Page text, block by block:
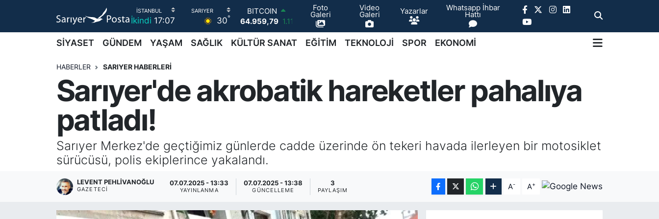
İkindi 17:07 30°
BITCOIN
64.959,79
1.11
DOLAR
47,7436
EURO
64,4811
GRAM ALTIN
6660.55 0.03
Foto
Galeri
Video
Galeri Yazarlar Whatsapp İhbar
Hattı
SİYASET GÜNDEM YAŞAM SAĞLIK KÜLTÜR SANAT EĞİTİM TEKNOLOJİ SPOR EKONOMİ
HABERLER SARIYER HABERLERİ
Sarıyer'de akrobatik hareketler pahalıya
patladı!
Sarıyer Merkez'de geçtiğimiz günlerde cadde üzerinde ön tekeri havada ilerleyen bir motosiklet
sürücüsü, polis ekiplerince yakalandı.
LEVENT PEHLIVANOĞLU
GAZETECI
07.07.2025 - 13:33
YAYINLANMA
07.07.2025 - 13:38
GÜNCELLEME
3
PAYLAŞIM A- A+
AKTUEL
ALT MANŞETLER
EKONOMİ
EMLAK
FOTO GALERİ
GÜNCEL HABERLER
GÜNDEM
İstanbul Nöbetçi Eczaneler
İstanbul Hava Durumu
İstanbul Namaz Vakitleri
İstanbul Trafik Yoğunluk Haritası
Süper Lig Puan Durumu ve Fikstür
Tüm Manşetler
Son Dakika Haberleri
Haber Arşivi